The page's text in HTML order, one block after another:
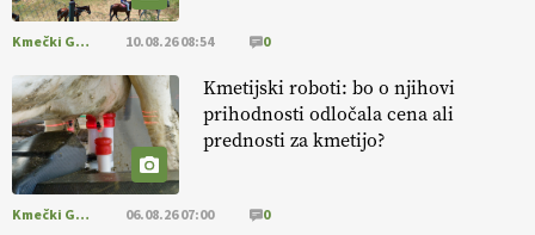
EKOloško = logično: VLOG Ekološko
kmetijstvo brez škropljenja?
EKOloško = logično: ekološka kmetija
ALTENBAHER
Kmečki Glas 10.08.26 08:54 0
Kmetijski roboti: bo o njihovi
prihodnosti odločala cena ali
prednosti za kmetijo?
Kmečki Glas 06.08.26 07:00 0